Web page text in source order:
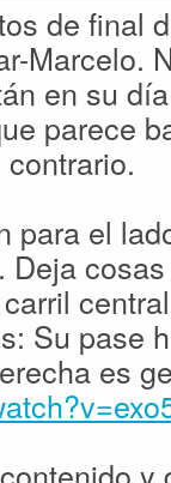
de final
Marcelo.
en su
parece
para el
Su pase
es